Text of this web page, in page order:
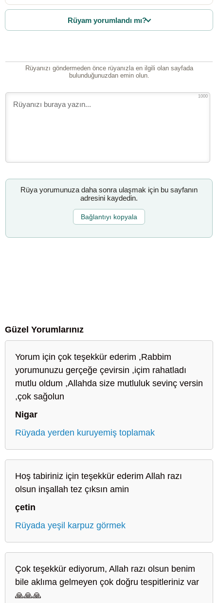
Rüyam yorumlandı mı?
Rüyanızı göndermeden önce rüyanızla en ilgili olan sayfada
bulunduğunuzdan emin olun.
1000
Rüya yorumunuza daha sonra ulaşmak için bu sayfanın
adresini kaydedin.
Bağlantıyı kopyala
Güzel Yorumlarınız
Yorum için çok teşekkür ederim ,Rabbim
yorumunuzu gerçeğe çevirsin ,içim rahatladı
mutlu oldum ,Allahda size mutluluk sevinç versin
,çok sağolun
Nigar
Rüyada yerden kuruyemiş toplamak
Hoş tabiriniz için teşekkür ederim Allah razı
olsun inşallah tez çıksın amin
çetin
Rüyada yeşil karpuz görmek
Çok teşekkür ediyorum, Allah razı olsun benim
bile aklıma gelmeyen çok doğru tespitleriniz var
🙏🙏🙏